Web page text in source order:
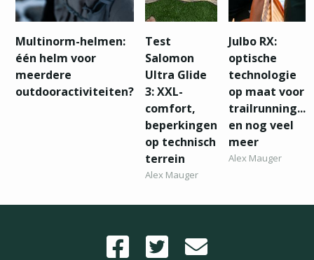
Multinorm-helmen:
één helm voor
meerdere
outdooractiviteiten?
Test
Salomon
Ultra Glide
3: XXL-
comfort,
beperkingen
op technisch
terrein
Alex Mauger
Julbo RX:
optische
technologie
op maat voor
trailrunning...
en nog veel
meer
Alex Mauger